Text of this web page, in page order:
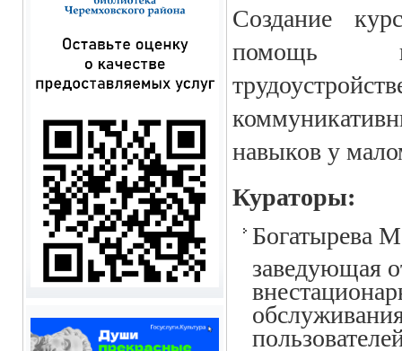
Создание
помощь в
навыков у
Кураторы:
Богатырева
заведующая